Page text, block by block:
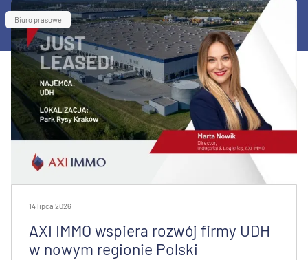
Biuro prasowe
14 lipca 2026
AXI IMMO wspiera rozwój firmy UDH
w nowym regionie Polski